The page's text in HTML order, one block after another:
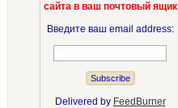
сайта в ваш почтовый ящик
Введите ваш email address:
Delivered by FeedBurner